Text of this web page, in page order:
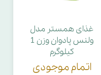
غذای همستر مدل
ولنس پادوان وزن 1
کیلوگرم
اتمام موجودی